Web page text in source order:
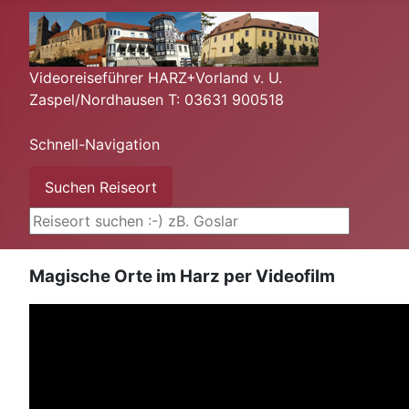
Videoreiseführer HARZ+Vorland v. U.
Zaspel/Nordhausen T: 03631 900518
Schnell-Navigation
Suchen Reiseort
Magische Orte im Harz per Videofilm